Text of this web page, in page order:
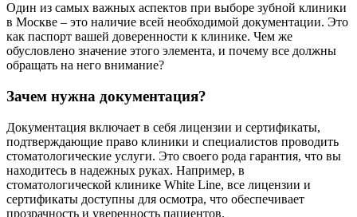
Один из самых важных аспектов при выборе зубной клиники
в Москве – это наличие всей необходимой документации. Это
как паспорт вашей доверенности к клинике. Чем же
обусловлено значение этого элемента, и почему все должны
обращать на него внимание?
Зачем нужна документация?
Документация включает в себя лицензии и сертификаты,
подтверждающие право клиники и специалистов проводить
стоматологические услуги. Это своего рода гарантия, что вы
находитесь в надежных руках. Например, в
стоматологической клинике White Line, все лицензии и
сертификаты доступны для осмотра, что обеспечивает
прозрачность и уверенность пациентов.